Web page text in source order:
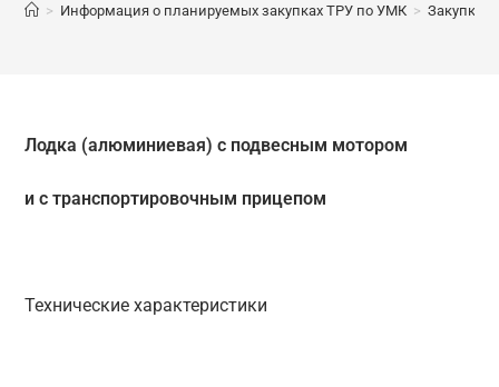
> Информация о планируемых закупках ТРУ по УМК > Закупка
Лодка (алюминиевая) с подвесным мотором
и с транспортировочным прицепом
Технические характеристики